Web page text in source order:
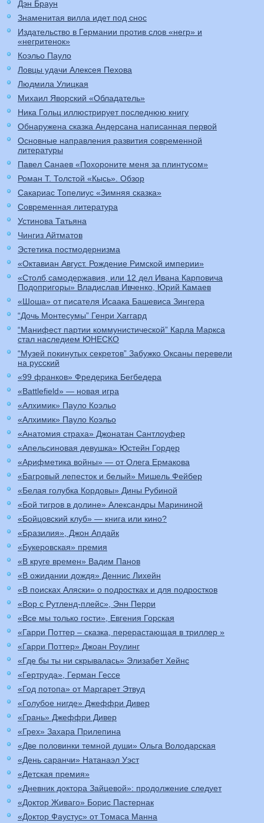
Дэн Браун
Знаменитая вилла идет под снос
Издательство в Германии против слов «негр» и
«негритенок»
Коэльо Пауло
Ловцы удачи Алексея Пехова
Людмила Улицкая
Михаил Яворский «Обладатель»
Ника Гольц иллюстрирует последнюю книгу
Обнаружена сказка Андерсана написанная первой
Основные направления развития современной
литературы
Павел Санаев «Похороните меня за плинтусом»
Роман Т. Толстой «Кысь». Обзор
Сакариас Топелиус «Зимняя сказка»
Современная литература
Устинова Татьяна
Чингиз Айтматов
Эстетика постмодернизма
«Октавиан Август. Рождение Римской империи»
«Столб самодержавия, или 12 дел Ивана Карповича
Подопригоры» Владислав Ивченко, Юрий Камаев
«Шоша» от писателя Исаака Башевиса Зингера
“Дочь Монтесумы” Генри Хаггард
“Манифест партии коммунистической” Карла Маркса
стал наследием ЮНЕСКО
“Музей покинутых секретов” Забужко Оксаны перевели
на русский
«99 франков» Фредерика Бегбедера
«Battlefield» — новая игра
«Алхимик» Пауло Коэльо
«Алхимик» Пауло Коэльо
«Анатомия страха» Джонатан Сантлоуфер
«Апельсиновая девушка» Юстейн Гордер
«Арифметика войны» — от Олега Ермакова
«Багровый лепесток и белый» Мишель Фейбер
«Белая голубка Кордовы» Дины Рубиной
«Бой тигров в долине» Александры Марининой
«Бойцовский клуб» — книга или кино?
«Бразилия», Джон Апдайк
«Букеровская» премия
«В круге времен» Вадим Панов
«В ожидании дождя» Деннис Лихейн
«В поисках Аляски» о подростках и для подростков
«Вор с Рутленд-плейс», Энн Перри
«Все мы только гости», Евгения Горская
«Гарри Поттер – сказка, перерастающая в триллер »
«Гарри Поттер» Джоан Роулинг
«Где бы ты ни скрывалась» Элизабет Хейнс
«Гертруда», Герман Гессе
«Год потопа» от Маргарет Этвуд
«Голубое нигде» Джеффри Дивер
«Грань» Джеффри Дивер
«Грех» Захара Прилепина
«Две половинки темной души» Ольга Володарская
«День саранчи» Натанаэл Уэст
«Детская премия»
«Дневник доктора Зайцевой»: продолжение следует
«Доктор Живаго» Борис Пастернак
«Доктор Фаустус» от Томаса Манна